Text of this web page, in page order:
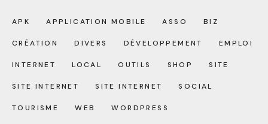
APK APPLICATION MOBILE ASSO BIZ
CRÉATION DIVERS DÉVELOPPEMENT EMPLOI
INTERNET LOCAL OUTILS SHOP SITE
SITE INTERNET SITE INTERNET SOCIAL
TOURISME WEB WORDPRESS